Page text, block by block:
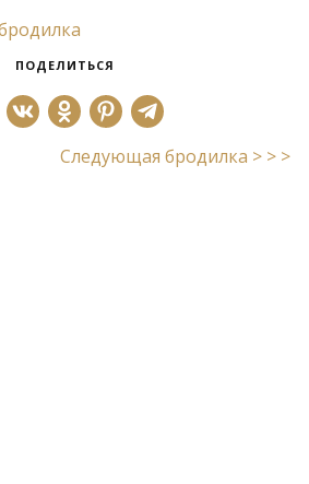
ПОДЕЛИТЬСЯ
Следующая бродилка > > >